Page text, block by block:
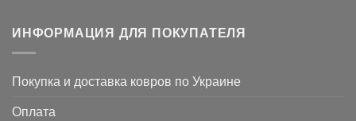
ИНФОРМАЦИЯ ДЛЯ ПОКУПАТЕЛЯ
Покупка и доставка ковров по Украине
Оплата